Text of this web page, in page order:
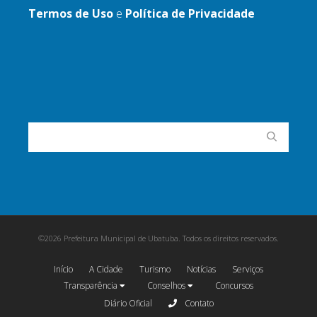
Termos de Uso e Política de Privacidade
©2026 Prefeitura Municipal de Ubatuba. Todos os direitos reservados.
Início A Cidade Turismo Notícias
Serviços
Transparência
Conselhos
Concursos
Diário Oficial
Contato